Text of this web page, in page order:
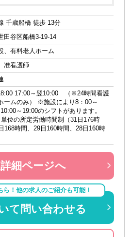
千歳船橋 徒歩 13分
田谷区船橋3-19-14
、有料老人ホーム
准看護師
17:00～翌10:00 （※24時間看護
ームのみ） ※施設により8：00～
～19:00のシフトがあります。
位の所定労働時間制（31日176時
168時間、29日160時間、28日160時
細ページへ
ら！他の求人のご紹介も可能！
て問い合わせる